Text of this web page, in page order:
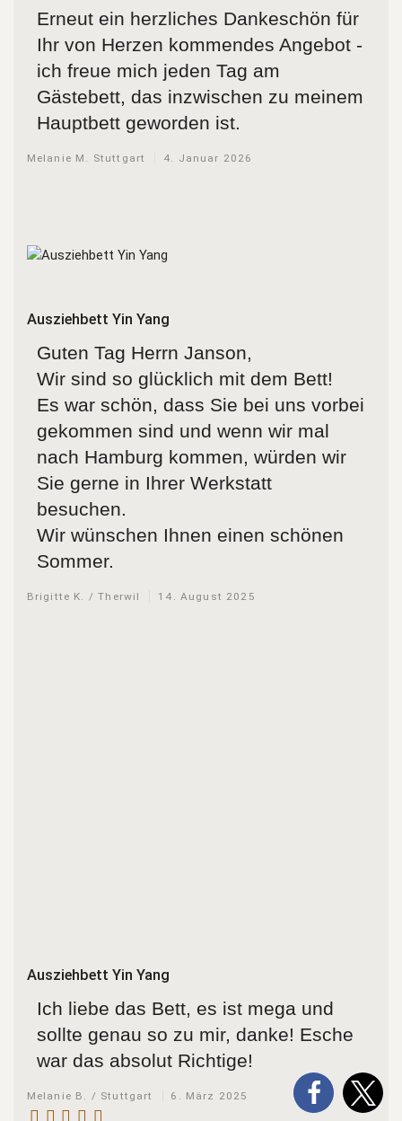
Erneut ein herzliches Dankeschön für
Ihr von Herzen kommendes Angebot -
ich freue mich jeden Tag am
Gästebett, das inzwischen zu meinem
Hauptbett geworden ist.
Melanie M. Stuttgart 4. Januar 2026
Ausziehbett Yin Yang
Guten Tag Herrn Janson,
Wir sind so glücklich mit dem Bett!
Es war schön, dass Sie bei uns vorbei
gekommen sind und wenn wir mal
nach Hamburg kommen, würden wir
Sie gerne in Ihrer Werkstatt
besuchen.
Wir wünschen Ihnen einen schönen
Sommer.
Brigitte K. / Therwil 14. August 2025
Bett Yin Yang
Das Bett ist angekommen. Vielen